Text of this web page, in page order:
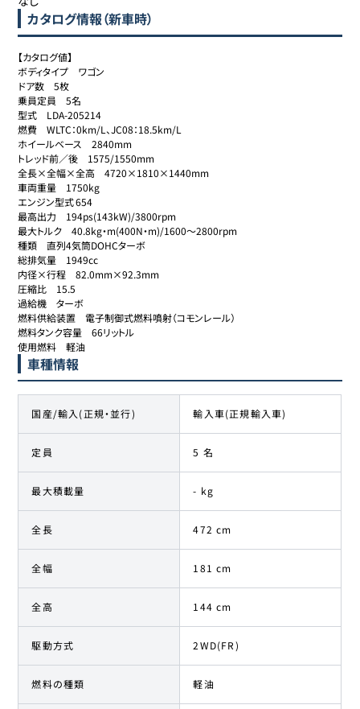
カタログ情報（新車時）
【カタログ値】
ボディタイプ　ワゴン
ドア数　5枚
乗員定員　5名
型式　LDA-205214
燃費　WLTC：0km/L、JC08：18.5km/L
ホイールベース　2840mm
トレッド前／後　1575/1550mm
全長×全幅×全高　4720×1810×1440mm
車両重量	1750kg
エンジン型式	654
最高出力	194ps(143kW)/3800rpm
最大トルク　40.8kg・m(400N・m)/1600〜2800rpm
種類　直列4気筒DOHCターボ
総排気量　1949cc
内径×行程　82.0mm×92.3mm
圧縮比	15.5
過給機	ターボ
燃料供給装置　電子制御式燃料噴射（コモンレール）
燃料タンク容量　66リットル
使用燃料　軽油
車種情報
国産/輸入(正規・並行) 輸入車(正規輸入車)
定員 5 名
最大積載量 - kg
全長 472 cm
全幅 181 cm
全高 144 cm
駆動方式 2WD(FR)
燃料の種類 軽油